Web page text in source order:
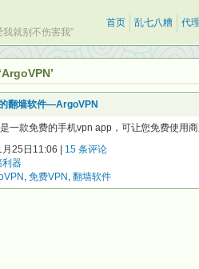
我就别不伤害我”
首页 乱七八糟 代
翻墙软件—ArgoVPN
一款免费的手机vpn app，可让您免费使用
25日11:06 | 15 条评论
利器
, 免费VPN , 翻墙软件